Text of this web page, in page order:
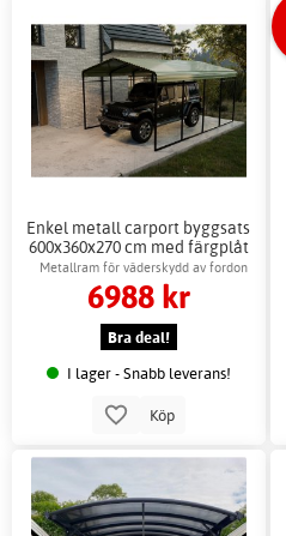
Enkel metall carport byggsats
600x360x270 cm med färgplåt
Metallram för väderskydd av fordon
6988 kr
Bra deal!
I lager - Snabb leverans!
Köp